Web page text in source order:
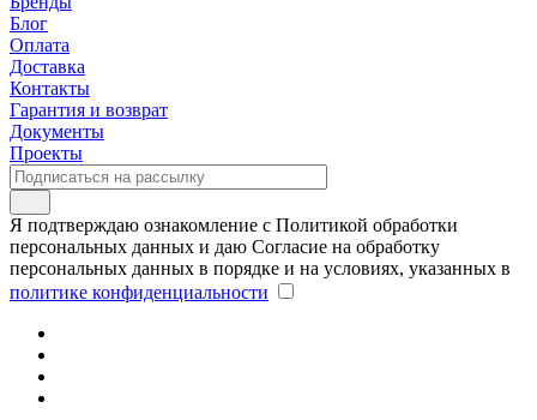
Блог
Оплата
Доставка
Контакты
Гарантия и возврат
Документы
Проекты
Я подтверждаю ознакомление с Политикой обработки
персональных данных и даю Согласие на обработку
персональных данных в порядке и на условиях, указанных в
политике конфиденциальности